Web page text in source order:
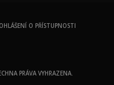
O PŘÍSTUPNOSTI
PRÁVA VYHRAZENA.